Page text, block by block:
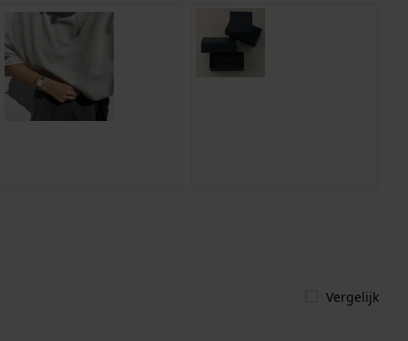
Vergelijk